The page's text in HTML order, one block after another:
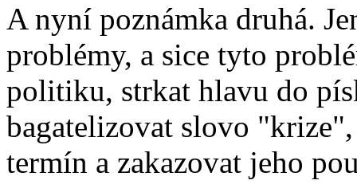
A nyní poznámka druhá.
problémy, a sice tyto
politiku, strkat hlavu do
bagatelizovat slovo
termín a zakazovat jeho